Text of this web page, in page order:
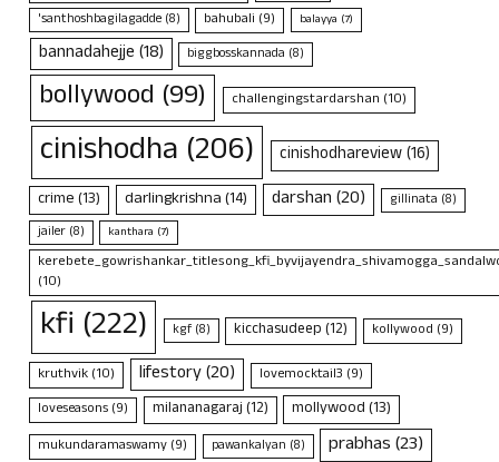
'santhoshbagilagadde (8) bahubali (9) balayya (7)
bannadahejje(18) biggbosskannada (8)
bollywood (99) challengingstardarshan (10)
cinishodha (206) cinishodhareview(16)
crime(13) darlingkrishna(14) darshan(20) gillinata (8)
jailer (8) kanthara (7)
(10)
kfi (222) kgf(8) kicchasudeep(12) kollywood (9)
kruthvik(10) lifestory(20) lovemocktail3 (9)
loveseasons (9) milananagaraj(12) mollywood(13)
mukundaramaswamy (9) pawankalyan (8) prabhas(23)